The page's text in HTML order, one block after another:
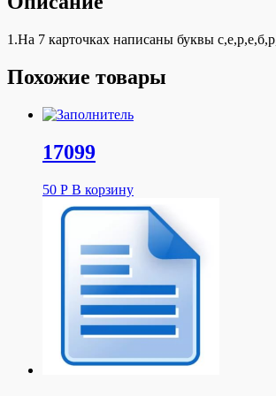
1.На 7 карточках написаны буквы
Похожие товары
17099
50 Р В корзину